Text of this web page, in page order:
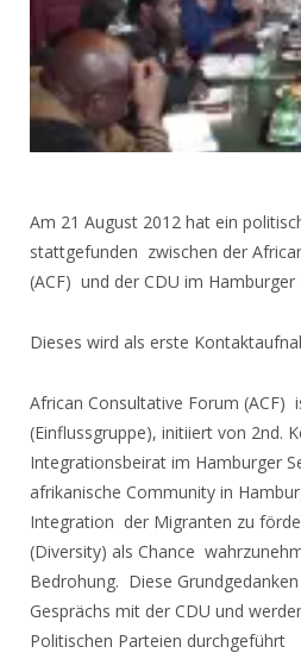
Am 21 August 2012 hat ein
stattgefunden zwischen der
(ACF) und der CDU im Hamburger
Dieses wird als erste
African Consultative Forum (ACF)
(Einflussgruppe), initiiert von 2nd.
Integrationsbeirat im Hamburger
afrikanische Community in
Integration der Migranten zu
(Diversity) als Chance
Bedrohung. Diese
Gesprächs mit der CDU und
Politischen Parteien durchgeführt